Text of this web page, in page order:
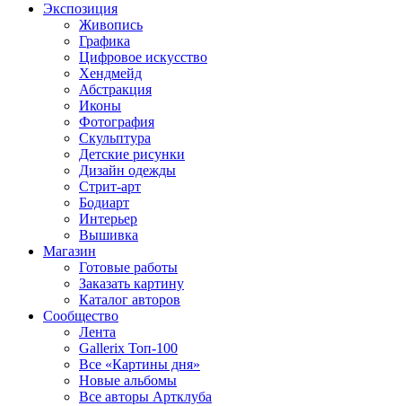
Экспозиция
Живопись
Графика
Цифровое искусство
Хендмейд
Абстракция
Иконы
Фотография
Скульптура
Детские рисунки
Дизайн одежды
Стрит-арт
Бодиарт
Интерьер
Вышивка
Магазин
Готовые работы
Заказать картину
Каталог авторов
Сообщество
Лента
Gallerix Топ-100
Все «Картины дня»
Новые альбомы
Все авторы Артклуба